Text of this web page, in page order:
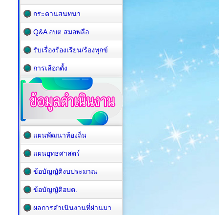
กระดานสนทนา
Q&A อบต.สมอพลือ
รับเรื่องร้องเรียน/ร้องทุกข์
การเลือกตั้ง
แผนพัฒนาท้องถิ่น
แผนยุทธศาสตร์
ข้อบัญญัติงบประมาณ
ข้อบัญญัติอบต.
ผลการดำเนินงานที่ผ่านมา